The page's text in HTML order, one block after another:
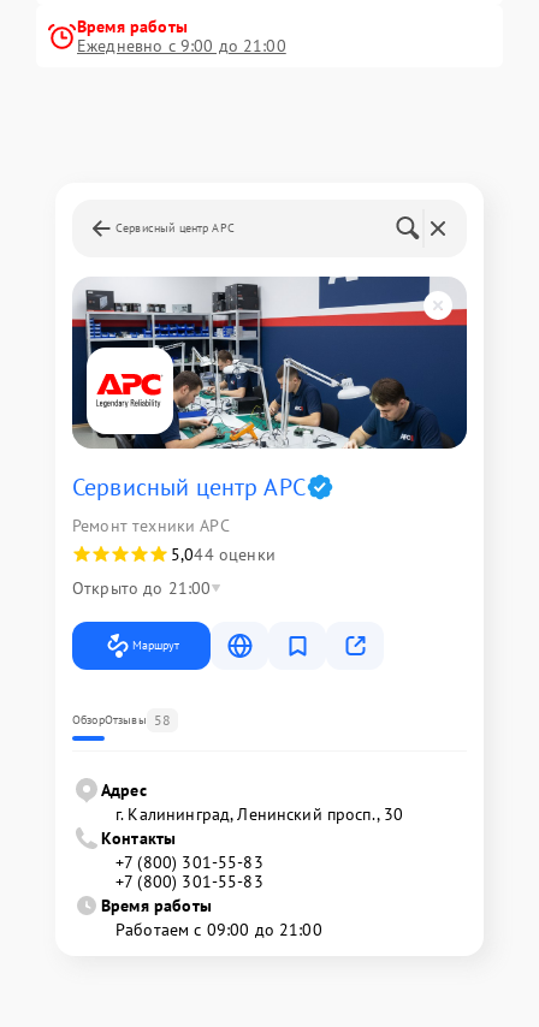
Время работы
Ежедневно с 9:00 до 21:00
Сервисный центр APC
Сервисный центр APC
Ремонт техники APC
5,044 оценки
Открыто до 21:00
Маршрут
ОбзорОтзывы 58
Адрес
г. Калининград, Ленинский просп., 30
Контакты
+7 (800) 301-55-83
+7 (800) 301-55-83
Время работы
Работаем с 09:00 до 21:00